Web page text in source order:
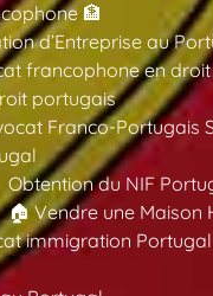
🏦
d’Entreprise au
francophone en
portugais
Franco-Portugais
Obtention du NIF
🏠 Vendre une Maison
immigration Portugal